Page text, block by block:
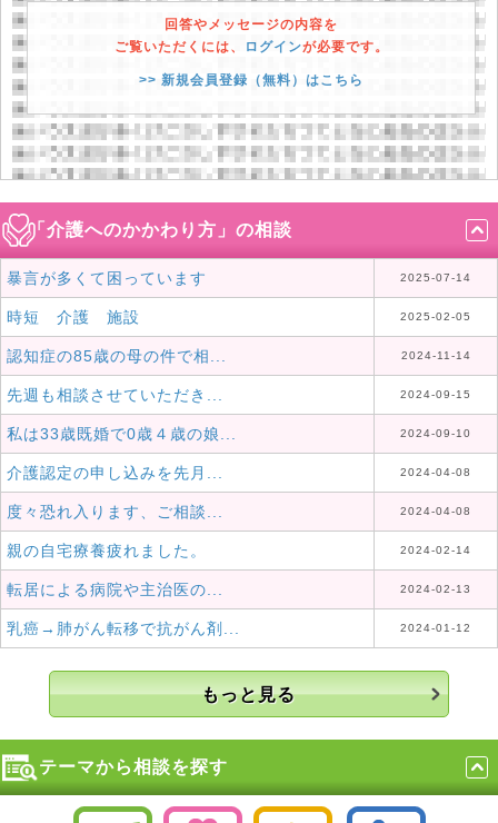
回答やメッセージの内容を
ご覧いただくには、
ログインが必要です。
>> 新規会員登録（無料）はこちら
「介護へのかかわり方」の相談
暴言が多くて困っています 2025-07-14
時短 介護 施設 2025-02-05
認知症の85歳の母の件で相... 2024-11-14
先週も相談させていただき... 2024-09-15
私は33歳既婚で0歳４歳の娘... 2024-09-10
介護認定の申し込みを先月... 2024-04-08
度々恐れ入ります、ご相談... 2024-04-08
親の自宅療養疲れました。 2024-02-14
転居による病院や主治医の... 2024-02-13
乳癌→肺がん転移で抗がん剤... 2024-01-12
もっと見る
テーマから相談を探す